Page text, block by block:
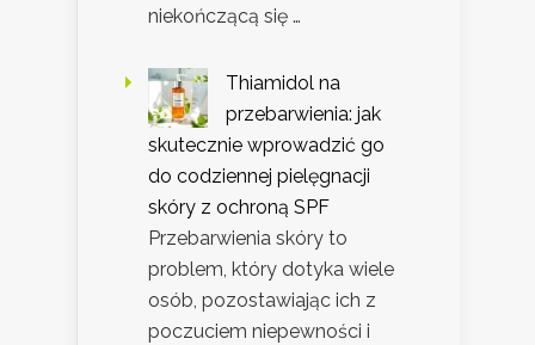
niekończącą się …
Thiamidol na
przebarwienia: jak
skutecznie wprowadzić go
do codziennej pielęgnacji
skóry z ochroną SPF
Przebarwienia skóry to
problem, który dotyka wiele
osób, pozostawiając ich z
poczuciem niepewności i